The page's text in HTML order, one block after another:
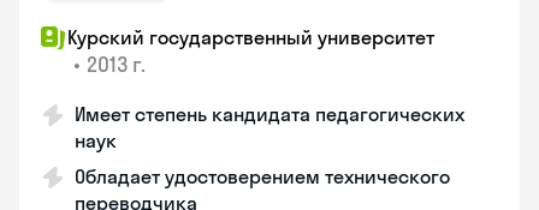
Курский государственный университет
• 2013 г.
Имеет степень кандидата педагогических
наук
Обладает удостоверением технического
переводчика